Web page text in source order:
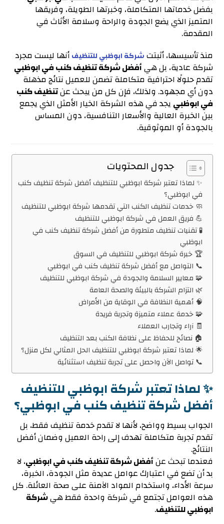
بفضل خدماتها المتكاملة، وخبرتها الطويلة، وفريقها
المتميز الذي يضع الجودة والراحة وسلامة الأثاث في
المقدمة.
منذ تأسيسها، أثبتتشركة ابوظبي للتنظيفأنها ليست مجرد
شركة عادية، بل هيأفضل شركة تنظيف كنب في ابوظبي
تقدم حلولًا احترافية متكاملة تضمن للعميل نتائج مذهلة
دون أي مجهود. ولذلك، فإن كل من يبحث عنتنظيف كنب
في ابوظبي يجد في هذه الشركة الخيار الأمثل الذي يجمع
بين الخبرة العالية والأسعار التنافسية، دون المساس
بالجودة أو الموثوقية.
جدول المحتويات
✨ لماذا تعتبر شركة ابوظبي للتنظيف أفضل شركة تنظيف كنب
في ابوظبي؟
🧼 خدمات تنظيف الكنب التي تقدمها شركة ابوظبي للتنظيف
💪 فريق العمل في شركة ابوظبي للتنظيف
🧪 تقنيات تنظيف متطورة من أفضل شركة تنظيف كنب في
ابوظبي
🏆 خبرة شركة ابوظبي للتنظيف في السوق
📞 التواصل مع أفضل شركة تنظيف كنب في ابوظبي
🧩 معايير السلامة والجودة في شركة ابوظبي للتنظيف
🌿 التزام الشركة بالبيئة والصحة العامة
🧠 أهمية النظافة في الوقاية من الأمراض
🧩 خدمة عملاء متميزة وتجربة فريدة
🧾 آراء وتجارب العملاء
🏠 نصائح للحفاظ على نظافة الكنب بعد التنظيف
🌟 لماذا تعتبر شركة ابوظبي للتنظيف الحل المثالي لكل منزل؟
📞 تواصل الآن واحصل على تجربة تنظيف استثنائية
✨ لماذا تعتبر شركة ابوظبي للتنظيف
أفضل شركة تنظيف كنب في ابوظبي؟
الجواب بسيط وواضح، لأنها لا تقدم خدمة تنظيف فقط، بل
تقدم تجربة متكاملة تهدف إلى راحة العميل وضمان أفضل
النتائج.
فعندما تبحث عنأفضل شركة تنظيف كنب في ابوظبي، لا
بد أن تضع في اعتبارك عوامل عديدة مثل الجودة، الخبرة،
سرعة الأداء، واستخدام المواد الآمنة على صحة العائلة. كل
هذه العوامل تجتمع في شركة واحدة فقط هيشركة
ابوظبي للتنظيف.